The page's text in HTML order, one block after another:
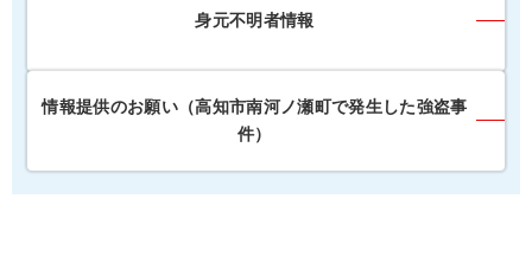
身元不明者情報
情報提供のお願い（高知市南河ノ瀬町で発生した強盗事
件）